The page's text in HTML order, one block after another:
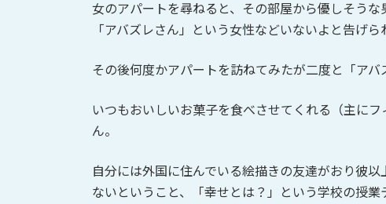
女のアパートを尋ねると、その部屋から優しそう
「アバズレさん」という女性などいないよと告げら
その後何度かアパートを訪ねてみたが二度と「アバ
いつもおいしいお菓子を食べさせてくれる（主に
ん。
自分には外国に住んでいる絵描きの友達がおり彼
ないということ、「幸せとは？」という学校の授